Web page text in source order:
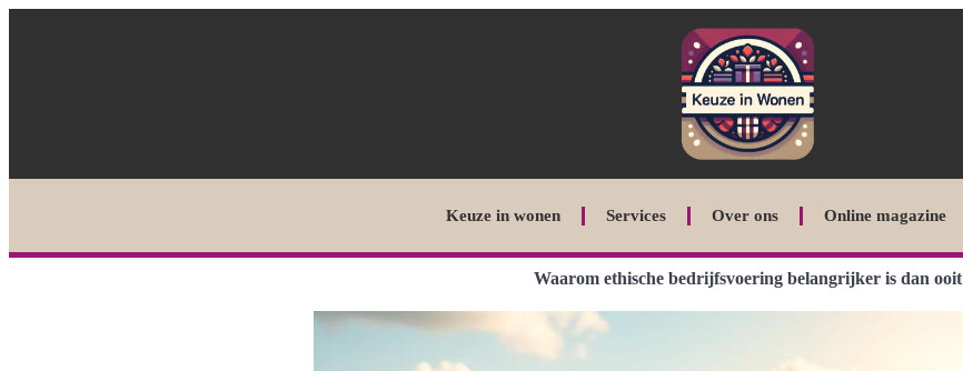
Keuze in wonen Services Over ons Online magazine
Waarom ethische bedrijfsvoering belangrijker is dan ooit